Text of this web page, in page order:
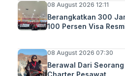
08 August 2026 12:11
Berangkatkan 300
100 Persen Visa
08 August 2026 07:30
Berawal Dari